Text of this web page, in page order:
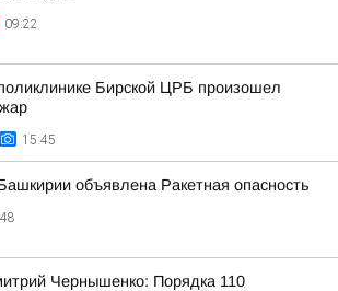
09:22
Бирской ЦРБ произошел
15:45
объявлена Ракетная опасность
Чернышенко: Порядка 110